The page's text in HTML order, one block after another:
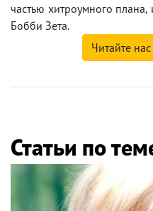
частью хитроумного
Бобби Зета.
Читайте
Статьи по